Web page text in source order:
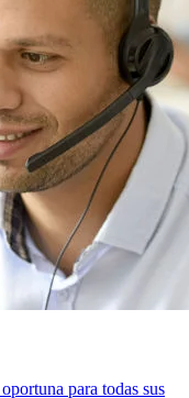
para todas sus